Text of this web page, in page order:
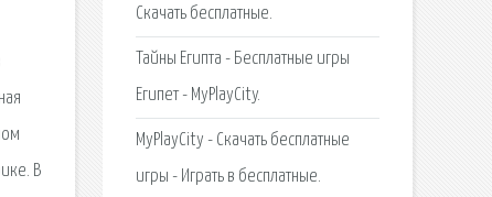
В
Скачать бесплатные.
Тайны Египта - Бесплатные игры
Египет - MyPlayCity.
MyPlayCity - Скачать бесплатные
игры - Играть в бесплатные.